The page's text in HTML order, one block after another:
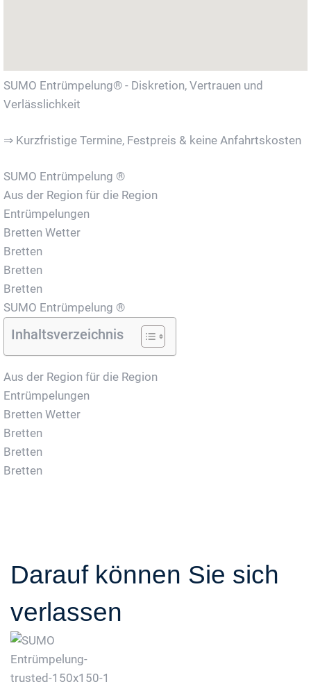
SUMO Entrümpelung® - Diskretion, Vertrauen und
Verlässlichkeit
⇒ Kurzfristige Termine, Festpreis & keine Anfahrtskosten
SUMO Entrümpelung ®
Aus der Region für die Region
Entrümpelungen
Bretten Wetter
Bretten
Bretten
Bretten
SUMO Entrümpelung ®
Inhaltsverzeichnis
Aus der Region für die Region
Entrümpelungen
Bretten Wetter
Bretten
Bretten
Bretten
Darauf können Sie sich
verlassen